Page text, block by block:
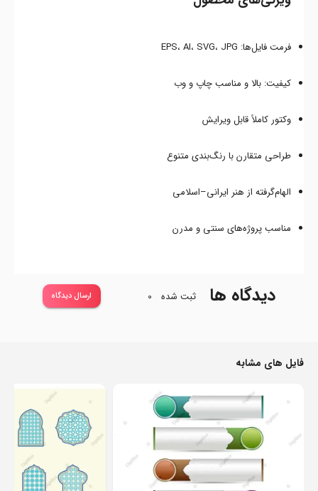
فرمت فایل‌ها: EPS، AI، SVG، JPG
کیفیت: بالا و مناسب چاپ و وب
وکتور کاملاً قابل ویرایش
طراحی متقارن با رنگ‌بندی متنوع
الهام‌گرفته از هنر ایرانی–اسلامی
مناسب پروژه‌های سنتی و مدرن
دیدگاه ها ثبت شده 0 ارسال دیدگاه
فایل های مشابه